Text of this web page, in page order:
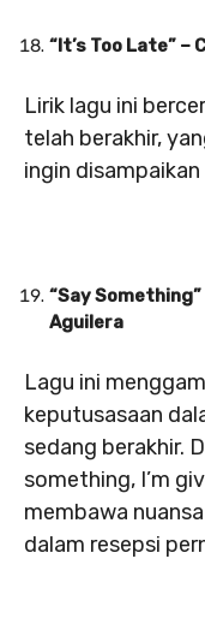
“It’s Too Late” –
Lirik lagu ini
telah berakhir,
ingin
“Say
Aguilera
Lagu ini
keputusasaan
sedang berakhir.
something, I’m
membawa
dalam resepsi